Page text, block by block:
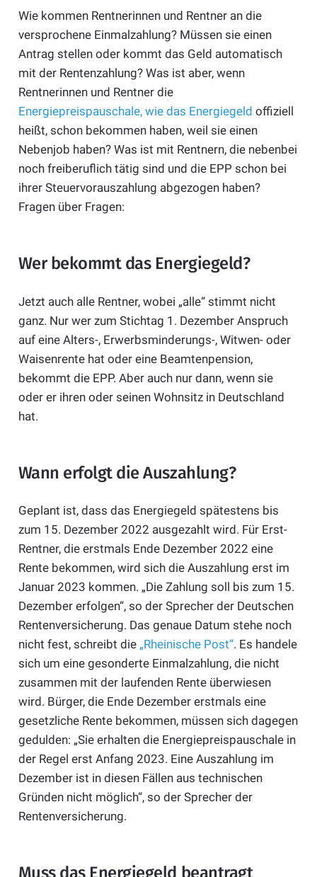
Wie kommen Rentnerinnen und Rentner an die
versprochene Einmalzahlung? Müssen sie einen
Antrag stellen oder kommt das Geld automatisch
mit der Rentenzahlung? Was ist aber, wenn
Rentnerinnen und Rentner die
Energiepreispauschale, wie das Energiegeld offiziell
heißt, schon bekommen haben, weil sie einen
Nebenjob haben? Was ist mit Rentnern, die nebenbei
noch freiberuflich tätig sind und die EPP schon bei
ihrer Steuervorauszahlung abgezogen haben?
Fragen über Fragen:
Wer bekommt das Energiegeld?
Jetzt auch alle Rentner, wobei „alle“ stimmt nicht
ganz. Nur wer zum Stichtag 1. Dezember Anspruch
auf eine Alters-, Erwerbsminderungs-, Witwen- oder
Waisenrente hat oder eine Beamtenpension,
bekommt die EPP. Aber auch nur dann, wenn sie
oder er ihren oder seinen Wohnsitz in Deutschland
hat.
Wann erfolgt die Auszahlung?
Geplant ist, dass das Energiegeld spätestens bis
zum 15. Dezember 2022 ausgezahlt wird. Für Erst-
Rentner, die erstmals Ende Dezember 2022 eine
Rente bekommen, wird sich die Auszahlung erst im
Januar 2023 kommen. „Die Zahlung soll bis zum 15.
Dezember erfolgen“, so der Sprecher der Deutschen
Rentenversicherung. Das genaue Datum stehe noch
nicht fest, schreibt die „Rheinische Post“. Es handele
sich um eine gesonderte Einmalzahlung, die nicht
zusammen mit der laufenden Rente überwiesen
wird. Bürger, die Ende Dezember erstmals eine
gesetzliche Rente bekommen, müssen sich dagegen
gedulden: „Sie erhalten die Energiepreispauschale in
der Regel erst Anfang 2023. Eine Auszahlung im
Dezember ist in diesen Fällen aus technischen
Gründen nicht möglich“, so der Sprecher der
Rentenversicherung.
Muss das Energiegeld beantragt